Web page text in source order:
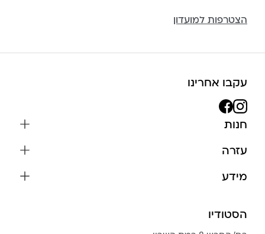
הצטרפות למועדון
עקבו אחרינו
חנות
צמידים
בגדים
עזרה
מידע
שמירה על התכשיטים
הסטודיו